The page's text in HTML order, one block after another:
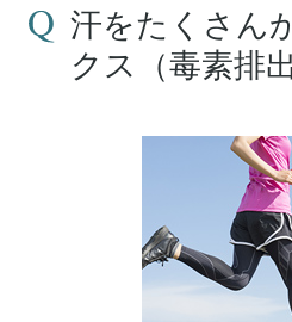
汗をたくさん
クス（毒素排